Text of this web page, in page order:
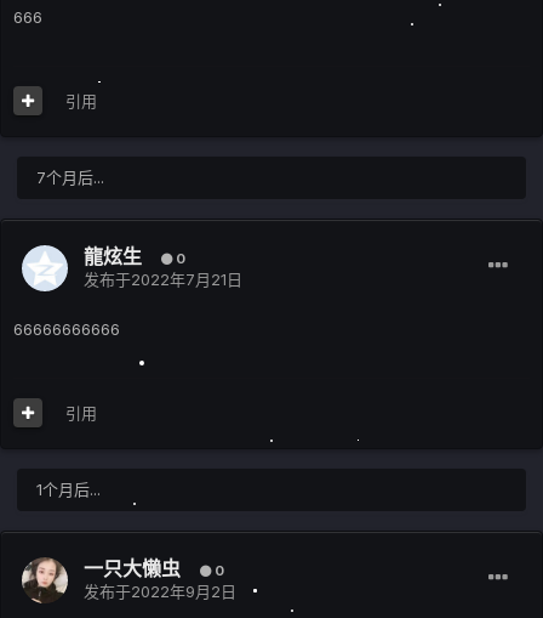
666
引用
7个月后...
龍炫生 0
发布于2022年7月21日
66666666666
引用
1个月后...
一只大懒虫 0
发布于2022年9月2日